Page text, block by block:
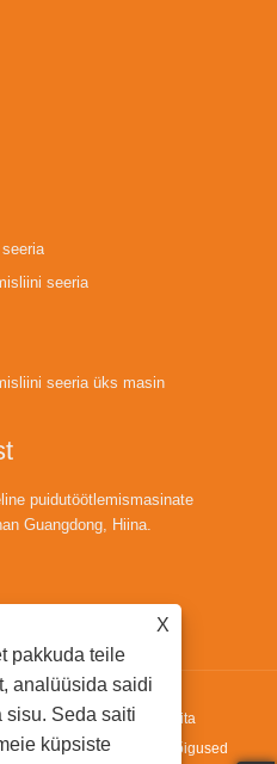
seeria
seeria üks masin
puidutöötlemismasinate
Guangdong, Hiina.
Machinery Co.,ltd. - Elektrita
pöördemasin - kõik õigused
X
pakkuda teile
analüüsida saidi
sisu. Seda saiti
küpsiste